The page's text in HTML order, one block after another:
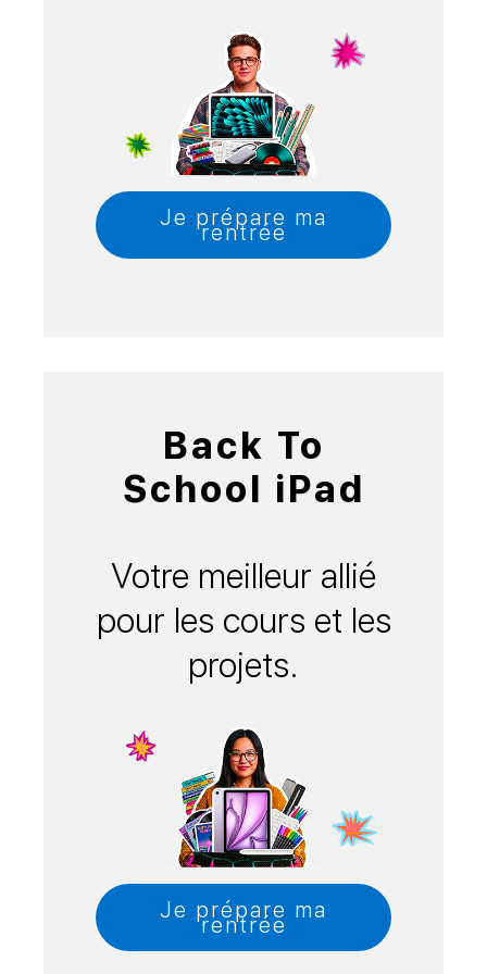
Je prépare ma
rentrée
Back To
School iPad
Votre meilleur allié
pour les cours et les
projets.
Je prépare ma
rentrée